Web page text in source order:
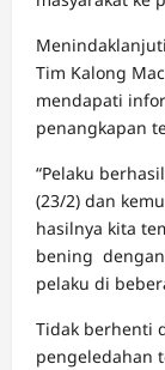
Tim Kalong
mendapati
penangkapan
“Pelaku
(23/2) dan
hasilnya kita
bening
pelaku di
Tidak berhenti
pengeledahan